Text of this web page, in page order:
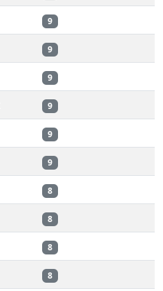
9
9
9
9
9
9
8
8
8
8